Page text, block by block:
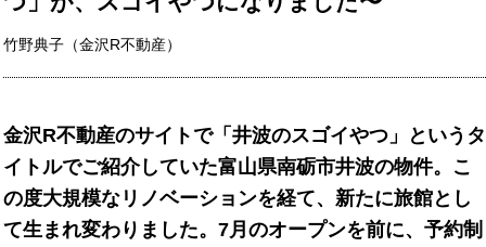
竹野典子（金沢R不動産）
金沢R不動産のサイトで「井波のスゴイやつ」というタ
イトルでご紹介していた富山県南砺市井波の物件。こ
の度大規模なリノベーションを経て、新たに旅館とし
て生まれ変わりました。7月のオープンを前に、予約制